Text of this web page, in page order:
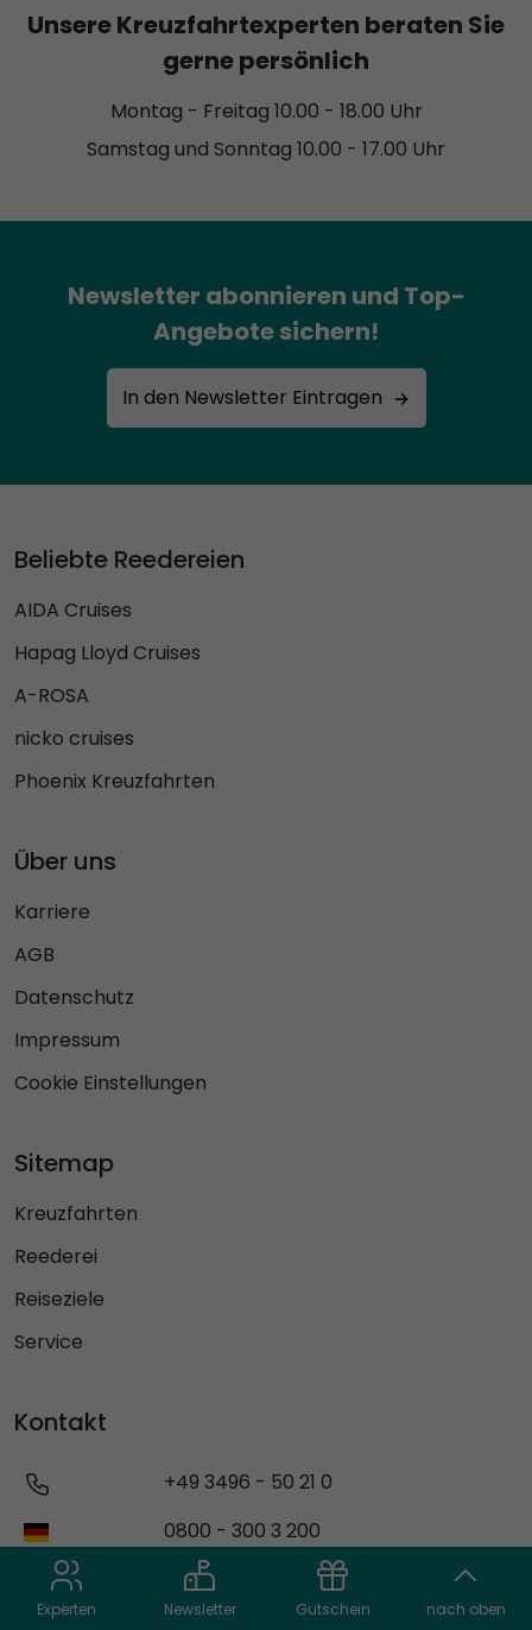
Experten Newsletter Gutschein nach oben
Unsere Kreuzfahrtexperten beraten Sie
gerne persönlich
Montag - Freitag 10.00 - 18.00 Uhr
Samstag und Sonntag 10.00 - 17.00 Uhr
Newsletter abonnieren und Top-
Angebote sichern!
In den Newsletter Eintragen
Beliebte Reedereien
AIDA Cruises
Hapag Lloyd Cruises
A-ROSA
nicko cruises
Phoenix Kreuzfahrten
Über uns
Karriere
AGB
Datenschutz
Impressum
Cookie Einstellungen
Sitemap
Kreuzfahrten
Reederei
Reiseziele
Service
Kontakt
+49 3496 - 50 21 0
0800 - 300 3 200
0800 - 900 902